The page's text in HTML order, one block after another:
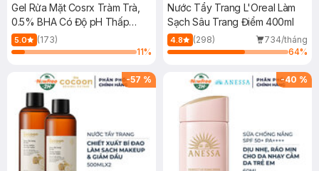
Gel Rửa Mặt Cosrx Tràm Trà,
0.5% BHA Có Độ pH Thấp
150ml
5.0
(173)
11%
Nước Tẩy Trang L'Oreal Làm
Sạch Sâu Trang Điểm 400ml
4.8 (298)
734/tháng
64%
-57 % -40 %